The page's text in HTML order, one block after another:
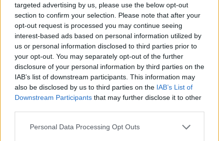
targeted advertising by us, please use the below opt-out
section to confirm your selection. Please note that after your
opt-out request is processed you may continue seeing
interest-based ads based on personal information utilized by
us or personal information disclosed to third parties prior to
your opt-out. You may separately opt-out of the further
disclosure of your personal information by third parties on the
IAB’s list of downstream participants. This information may
also be disclosed by us to third parties on the IAB’s List of
Downstream Participants that may further disclose it to other
Personal Data Processing Opt Outs
*Φορτηγά και άλλα οχήματα με 4 ή
περισσότερους άξονες με ή χωρίς
ρυμουλκούμενο και ύψος από 2,20μ., 2,20 ευρώ.
Στον πλευρικό σταθμό της Πάχης:
*Δίκυκλα και τρίκυκλα 0,70 ευρώ.
*Ι.Χ. επιβατικά αυτοκίνητα 1,00 ευρώ.
*Φορτηγά, λεωφορεία και άλλα οχήματα με 2-3